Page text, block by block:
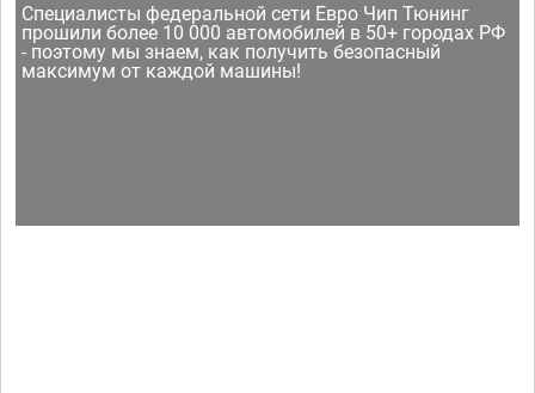
Специалисты федеральной сети Евро Чип Тюнинг
прошили более 10 000 автомобилей в 50+ городах РФ
- поэтому мы знаем, как получить безопасный
максимум от каждой машины!